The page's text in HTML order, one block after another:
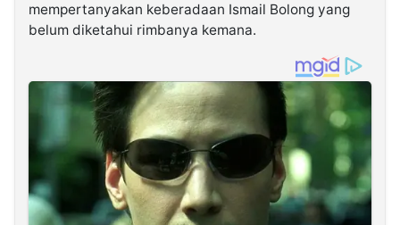
mempertanyakan keberadaan Ismail Bolong yang
belum diketahui rimbanya kemana.